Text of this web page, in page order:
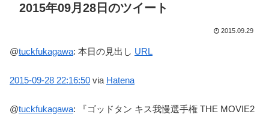
2015年09月28日のツイート
2015.09.29
@tuckfukagawa: 本日の見出し URL
2015-09-28 22:16:50 via Hatena
@tuckfukagawa:
『ゴッドタン キス我慢選手権 THE MOVIE2